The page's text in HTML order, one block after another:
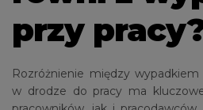
przy
Rozróżnienie między
w drodze do pracy ma